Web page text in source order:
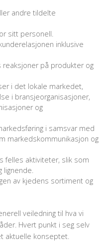
andre tildelte
sitt personell.
inklusive
reaksjoner på produkter og
i det lokale markedet,
i bransjeorganisasjoner,
og
i samsvar med
markedskommunikasjon og
felles aktiviteter, slik som
lignende.
av kjedens sortiment og
veiledning til hva vi
Hvert punkt i seg selv
aktuelle konseptet.